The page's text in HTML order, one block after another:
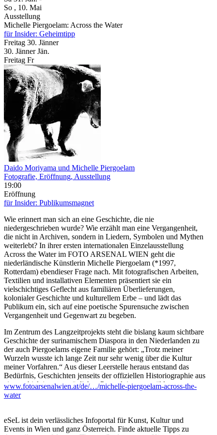
So , 10. Mai
Ausstellung
Michelle Piergoelam: Across the Water
für Insider: Geheimtipp
Freitag 30. Jänner
30. Jänner Jän.
Freitag Fr
Daido Moriyama und Michelle Piergoelam
Fotografie, Eröffnung, Ausstellung
19:00
Eröffnung
für Insider: Publikumsmagnet
Wie erinnert man sich an eine Geschichte, die nie
niedergeschrieben wurde? Wie erzählt man eine Vergangenheit,
die nicht in Archiven, sondern in Liedern, Symbolen und Mythen
weiterlebt? In ihrer ersten internationalen Einzelausstellung
Across the Water im FOTO ARSENAL WIEN geht die
niederländische Künstlerin Michelle Piergoelam (*1997,
Rotterdam) ebendieser Frage nach. Mit fotografischen Arbeiten,
Textilien und installativen Elementen präsentiert sie ein
vielschichtiges Geflecht aus familiären Überlieferungen,
kolonialer Geschichte und kulturellem Erbe – und lädt das
Publikum ein, sich auf eine poetische Spurensuche zwischen
Vergangenheit und Gegenwart zu begeben.
Im Zentrum des Langzeitprojekts steht die bislang kaum sichtbare
Geschichte der surinamischem Diaspora in den Niederlanden zu
der auch Piergoelams eigene Familie gehört: „Trotz meiner
Wurzeln wusste ich lange Zeit nur sehr wenig über die Kultur
meiner Vorfahren.“ Aus dieser Leerstelle heraus entstand das
Bedürfnis, Geschichten jenseits der offiziellen Historiographie aus
einer subjektiven, persönlichen Perspektive zu erzählen.
Piergoelam verwebt Mythen, Träume und Erinnerungen zu neuen
wurden, dem Wissen um Pflanzen, das über Generationen
weitergegeben wurde, sowie der Verbindung innerhalb der afro-
www.fotoarsenalwien.at/de/…/michelle-piergoelam-across-the-
water
eSeL ist dein verlässliches Infoportal für Kunst, Kultur und
Events in Wien und ganz Österreich. Finde aktuelle Tipps zu